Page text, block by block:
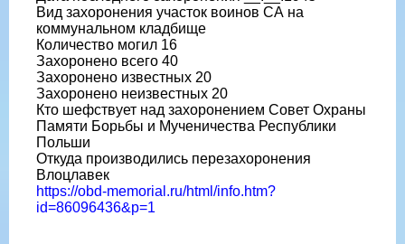
Вид захоронения участок воинов СА на
коммунальном кладбище
Количество могил 16
Захоронено всего 40
Захоронено известных 20
Захоронено неизвестных 20
Кто шефствует над захоронением Совет Охраны
Памяти Борьбы и Мученичества Республики
Польши
Откуда производились перезахоронения
Влоцлавек
https://obd-memorial.ru/html/info.htm?
id=86096436&p=1